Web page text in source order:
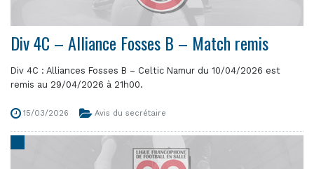
Div 4C – Alliance Fosses B – Match remis
Div 4C : Alliances Fosses B – Celtic Namur du 10/04/2026 est
remis au 29/04/2026 à 21h00.
15/03/2026 Avis du secrétaire